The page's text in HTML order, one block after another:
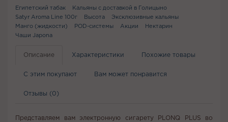
Египетский табак
Кальяны с доставкой в Голицыно
Satyr Aroma Line 100г
Высота
Эксклюзивные кальяны
Манго (жидкости)
POD-системы Акции
Нектарин
Чаши Japona
Описание Характеристики Похожие товары
С этим покупают Вам может понравится
Отзывы (0)
Представляем вам электронную сигарету PLONQ PLUS во